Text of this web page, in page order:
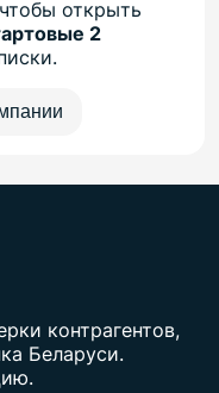
открыть
2
контрагентов,
Беларуси.